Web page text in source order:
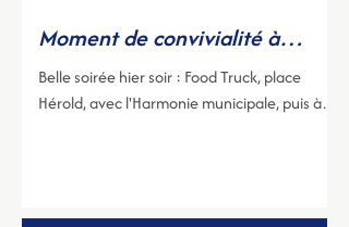
Moment de convivialité à
Courbevoie !
Belle soirée hier soir : Food Truck, place
Hérold, avec l'Harmonie municipale, puis à